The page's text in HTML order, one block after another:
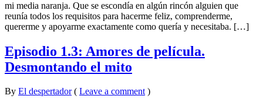
mi media naranja. Que se escondía en algún rincón alguien que
reunía todos los requisitos para hacerme feliz, comprenderme,
quererme y apoyarme exactamente como quería y necesitaba. […]
Episodio 1.3: Amores de película.
Desmontando el mito
By El despertador on
4
•
( Leave a comment)